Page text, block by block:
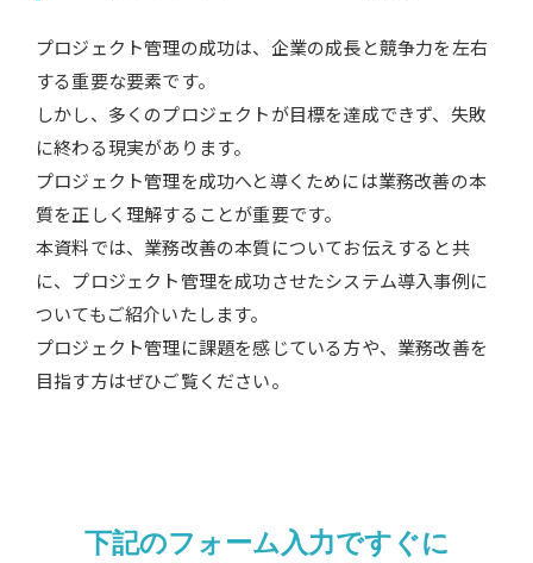
プロジェクト管理の成功は、企業の成長と競争力を左右
する重要な要素です。
しかし、多くのプロジェクトが目標を達成できず、失敗
に終わる現実があります。
プロジェクト管理を成功へと導くためには業務改善の本
質を正しく理解することが重要です。
本資料では、業務改善の本質についてお伝えすると共
に、プロジェクト管理を成功させたシステム導入事例に
ついてもご紹介いたします。
プロジェクト管理に課題を感じている方や、業務改善を
目指す方はぜひご覧ください。
下記のフォーム入力ですぐに